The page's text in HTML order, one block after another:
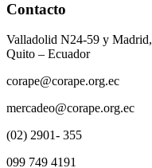
Contacto
Valladolid N24-59 y Madrid,
Quito – Ecuador
corape@corape.org.ec
mercadeo@corape.org.ec
(02) 2901- 355
099 749 4191